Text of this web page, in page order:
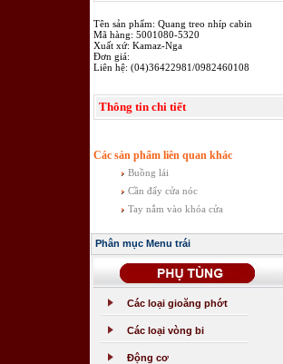
Tên sản phẩm: Quang treo nhíp cabin
Mã hàng: 5001080-5320
Xuất xứ: Kamaz-Nga
Đơn giá:
Liên hệ: (04)36422981/0982460108
Thông tin chi tiết
Các sản phẩm liên quan khác
Buồng lái
Cần đẩy cửa nóc
Tay nắm vào khóa cửa
Phân mục Menu trái
Các loại gioăng phớt
Các loại vòng bi
Động cơ